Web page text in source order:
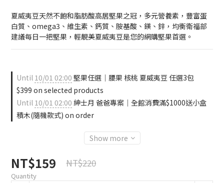
夏威夷豆天然不飽和脂肪酸高居堅果之冠，多元營養素，豐富蛋
白質、omega3、維生素、鈣質、胺基酸、鎂、鋅，均衡衛福部
建議每日一把堅果，輕靚美夏威夷豆是您的網購堅果首選。
Until 10/01 02:00 堅果任選｜腰果 核桃 夏威夷豆 任選3包
$399 on selected products
Until 10/01 02:00 紳士月 爸爸專案｜全館消費滿$1000送小盒
積木(隨機款式) on order
Show more
NT$159 NT$220
Quantity